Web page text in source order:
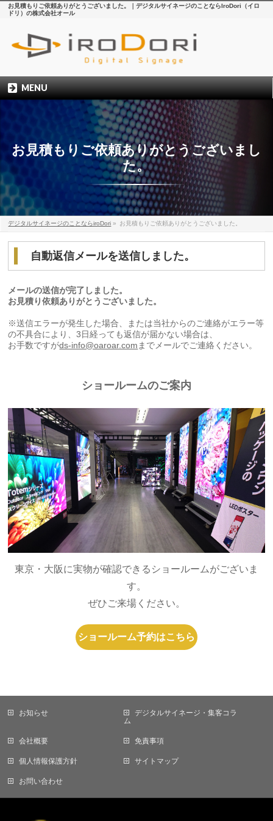
お見積もりご依頼ありがとうございました。｜デジタルサイネージのことならIroDori（イロ
ドリ）の株式会社オール
MENU
お見積もりご依頼ありがとうございまし
た。
デジタルサイネージのことならiroDori » お見積もりご依頼ありがとうございました。
自動返信メールを送信しました。
メールの送信が完了しました。
お見積り依頼ありがとうございました。
※送信エラーが発生した場合、または当社からのご連絡がエラー等
の不具合により、3日経っても返信が届かない場合は、
お手数ですがds-info@oaroar.com までメールでご連絡ください。
ショールームのご案内
東京・大阪に実物が確認できるショールームがございま
す。
ぜひご来場ください。
ショールーム予約はこちら
お知らせ
デジタルサイネージ・集客コラ
ム
会社概要 免責事項
個人情報保護方針 サイトマップ
お問い合わせ